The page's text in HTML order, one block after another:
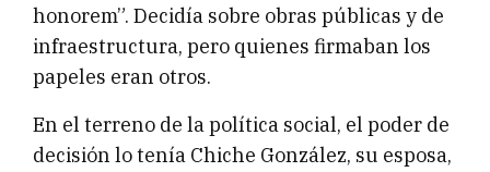
honorem”. Decidía sobre obras públicas y de
infraestructura, pero quienes firmaban los
papeles eran otros.
En el terreno de la política social, el poder de
decisión lo tenía Chiche González, su esposa,